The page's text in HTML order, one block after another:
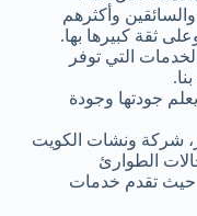
والسائقين وأكثرهم
ثقة كبيرها بها.
التي توفر
جودتها وجودة
شركة ونشات الكويت
الطوارئ
حيث تقدم خدمات